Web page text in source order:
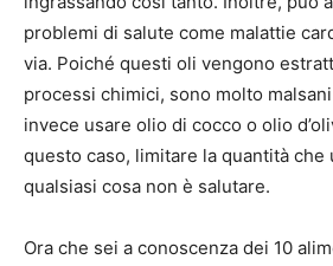
problemi di salute come malattie
via. Poiché questi oli vengono
processi chimici, sono molto
invece usare olio di cocco o olio
questo caso, limitare la quantità
qualsiasi cosa non è salutare.
Ora che sei a conoscenza dei 10